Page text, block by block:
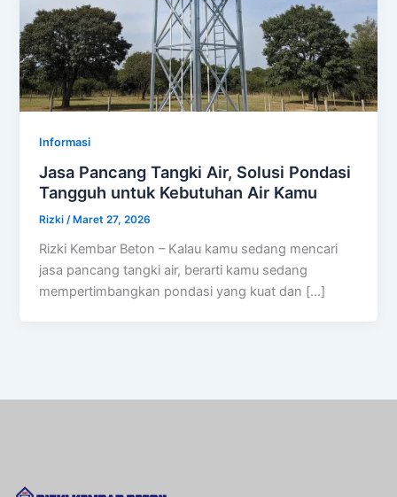
Informasi
Jasa Pancang Tangki Air, Solusi Pondasi
Tangguh untuk Kebutuhan Air Kamu
Rizki/ Maret 27, 2026
Rizki Kembar Beton – Kalau kamu sedang mencari
jasa pancang tangki air, berarti kamu sedang
mempertimbangkan pondasi yang kuat dan […]